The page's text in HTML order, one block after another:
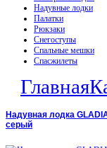
Надувные лодки
Палатки
Рюкзаки
Снегоступы
Спальные мешки
Спасжилеты
Главная
Надувная лодка
серый